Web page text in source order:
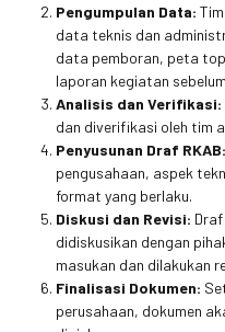
Pengumpulan Data:
data teknis dan
data pemboran, peta
laporan kegiatan
Analisis dan Verifikasi:
dan diverifikasi oleh tim
Penyusunan Draf RKAB:
pengusahaan, aspek
format yang berlaku.
Diskusi dan Revisi:
didiskusikan dengan
masukan dan dilakukan
Finalisasi Dokumen:
perusahaan, dokumen